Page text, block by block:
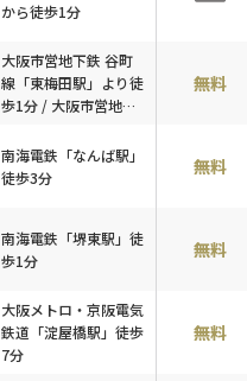
から徒歩1分
大阪市営地下鉄 谷町
線「東梅田駅」より徒
歩1分 / 大阪市営地下
駅」より徒歩5分 / JR
各線「大阪駅」より徒
無料
南海電鉄「なんば駅」
徒歩3分
無料
南海電鉄「堺東駅」徒
歩1分
無料
大阪メトロ・京阪電気
鉄道「淀屋橋駅」徒歩
7分
無料